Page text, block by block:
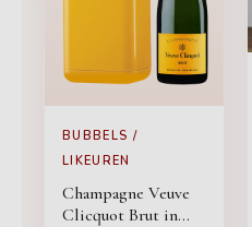
BUBBELS /
LIKEUREN
Champagne Veuve
Clicquot Brut in